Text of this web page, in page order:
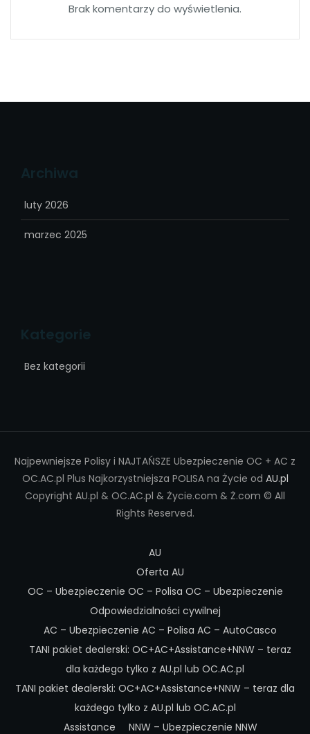
Brak komentarzy do wyświetlenia.
Archiwa
luty 2026
marzec 2025
Kategorie
Bez kategorii
Najpewniejsze Polisy i NAJTAŃSZE Ubezpieczenie OC + AC z
OC.AC.pl Plus Najkorzystniejsza POLISA na Życie od AU.pl
Copyright AU.pl & OC.AC.pl & Życie.com & Ż.com © All
Rights Reserved.
AU
Oferta AU
OC – Ubezpieczenie OC – Polisa OC – Ubezpieczenie
Odpowiedzialności cywilnej
AC – Ubezpieczenie AC – Polisa AC – AutoCasco
TANI pakiet dealerski: OC+AC+Assistance+NNW – teraz
dla każdego tylko z AU.pl lub OC.AC.pl
TANI pakiet dealerski: OC+AC+Assistance+NNW – teraz dla
każdego tylko z AU.pl lub OC.AC.pl
Assistance
NNW – Ubezpieczenie NNW